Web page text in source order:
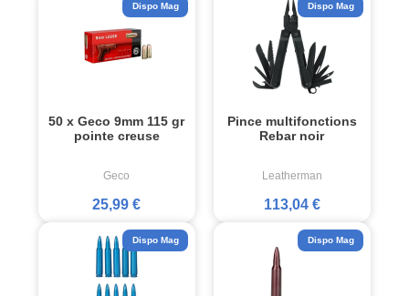
50 x Geco 9mm 115 gr
pointe creuse
Geco
25,99 €
Dispo Mag
Pince multifonctions
Rebar noir
Leatherman
113,04 €
Dispo Mag
Dispo Mag Dispo Mag